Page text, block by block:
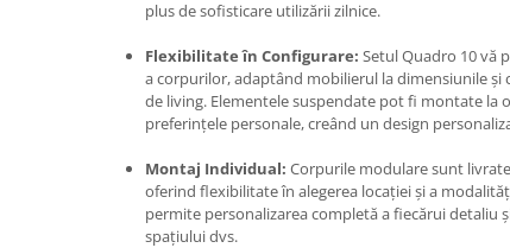
plus de sofisticare utilizării zilnice.
Flexibilitate în Configurare: Setul Quadro 10 vă
a corpurilor, adaptând mobilierul la dimensiunile și
de living. Elementele suspendate pot fi montate la
preferințele personale, creând un design
Montaj Individual: Corpurile modulare sunt
oferind flexibilitate în alegerea locației și a
permite personalizarea completă a fiecărui detaliu
spațiului dvs.